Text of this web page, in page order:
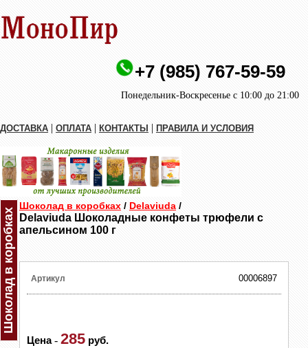
+7 (985) 767-59-59
Понедельник-Воскресенье с 10:00 до 21:00
ДОСТАВКА | ОПЛАТА | КОНТАКТЫ | ПРАВИЛА И УСЛОВИЯ
Шоколад в коробках
Шоколад в коробках / Delaviuda /
Delaviuda Шоколадные конфеты трюфели с
апельсином 100 г
Артикул 00006897
Цена- 285 руб.